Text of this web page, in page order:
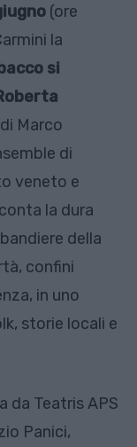
(ore
la
si
Marco
di
veneto e
la dura
della
confini
in uno
storie locali e
da Teatris APS
Panici,